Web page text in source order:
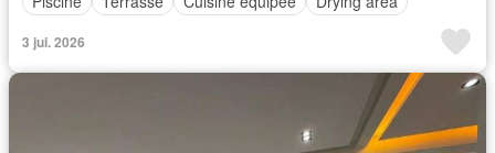
3 jui. 2026